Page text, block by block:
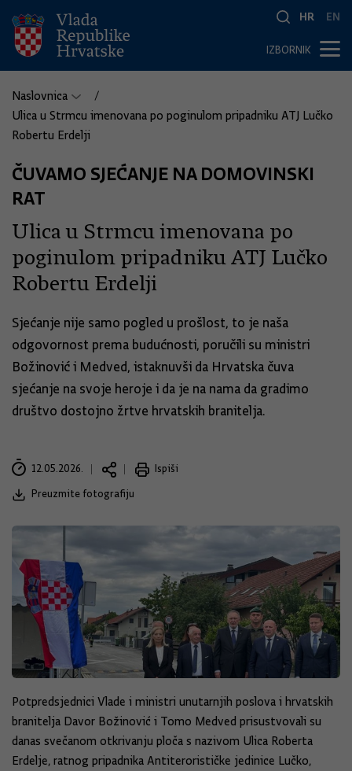
HR EN
IZBORNIK
Naslovnica
Ulica u Strmcu imenovana po poginulom pripadniku ATJ Lučko
Robertu Erdelji
ČUVAMO SJEĆANJE NA DOMOVINSKI
RAT
Ulica u Strmcu imenovana po
poginulom pripadniku ATJ Lučko
Robertu Erdelji
Sjećanje nije samo pogled u prošlost, to je naša
odgovornost prema budućnosti, poručili su ministri
Božinović i Medved, istaknuvši da Hrvatska čuva
sjećanje na svoje heroje i da je na nama da gradimo
društvo dostojno žrtve hrvatskih branitelja.
12.05.2026.
Ispiši
Preuzmite fotografiju
Potpredsjednici Vlade i ministri unutarnjih poslova i hrvatskih
branitelja Davor Božinović i Tomo Medved prisustvovali su
danas svečanom otkrivanju ploča s nazivom Ulica Roberta
Erdelje, ratnog pripadnika Antiterorističke jedinice Lučko,